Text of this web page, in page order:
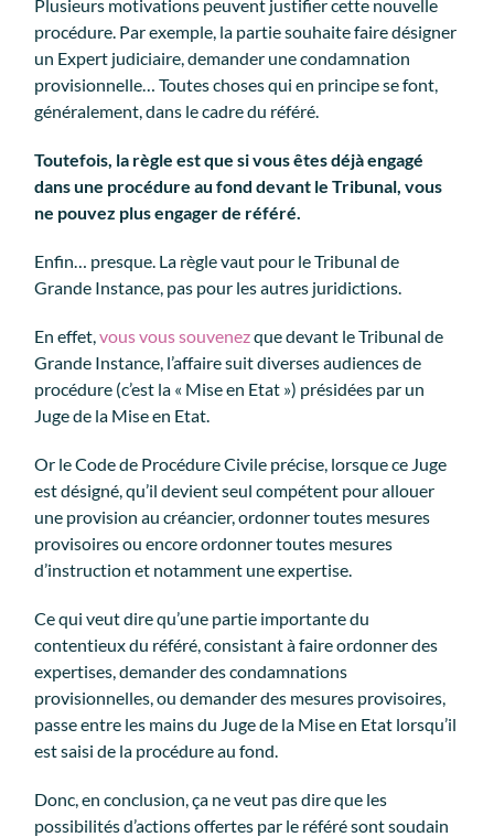
Plusieurs motivations peuvent justifier cette nouvelle
procédure. Par exemple, la partie souhaite faire désigner
un Expert judiciaire, demander une condamnation
provisionnelle… Toutes choses qui en principe se font,
généralement, dans le cadre du référé.
Toutefois, la règle est que si vous êtes déjà engagé
dans une procédure au fond devant le Tribunal, vous
ne pouvez plus engager de référé.
Enfin… presque. La règle vaut pour le Tribunal de
Grande Instance, pas pour les autres juridictions.
En effet,vous vous souvenezque devant le Tribunal de
Grande Instance, l’affaire suit diverses audiences de
procédure (c’est la « Mise en Etat ») présidées par un
Juge de la Mise en Etat.
Or le Code de Procédure Civile précise, lorsque ce Juge
est désigné, qu’il devient seul compétent pour allouer
une provision au créancier, ordonner toutes mesures
provisoires ou encore ordonner toutes mesures
d’instruction et notamment une expertise.
Ce qui veut dire qu’une partie importante du
contentieux du référé, consistant à faire ordonner des
expertises, demander des condamnations
provisionnelles, ou demander des mesures provisoires,
passe entre les mains du Juge de la Mise en Etat lorsqu’il
est saisi de la procédure au fond.
Donc, en conclusion, ça ne veut pas dire que les
possibilités d’actions offertes par le référé sont soudain